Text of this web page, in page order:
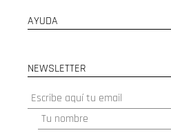
AYUDA
NEWSLETTER